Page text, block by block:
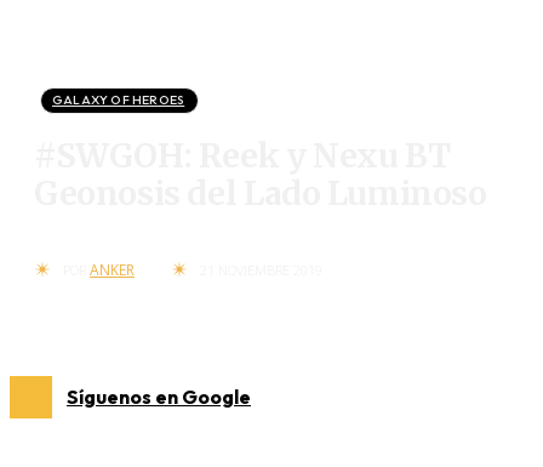
GALAXY OF HEROES
ANKER
Síguenos en Google